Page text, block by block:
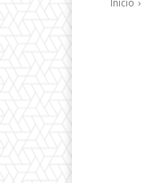
Início